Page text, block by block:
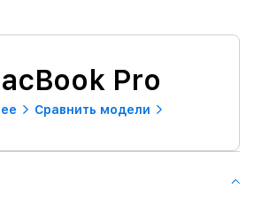
Pro
Сравнить модели